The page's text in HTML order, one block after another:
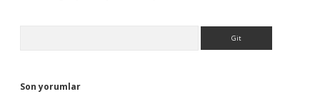
Son yorumlar